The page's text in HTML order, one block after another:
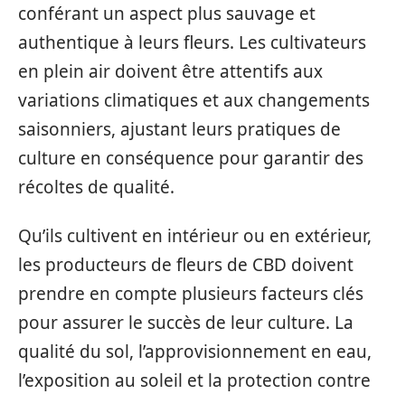
conférant un aspect plus sauvage et
authentique à leurs fleurs. Les cultivateurs
en plein air doivent être attentifs aux
variations climatiques et aux changements
saisonniers, ajustant leurs pratiques de
culture en conséquence pour garantir des
récoltes de qualité.
Qu’ils cultivent en intérieur ou en extérieur,
les producteurs de fleurs de CBD doivent
prendre en compte plusieurs facteurs clés
pour assurer le succès de leur culture. La
qualité du sol, l’approvisionnement en eau,
l’exposition au soleil et la protection contre